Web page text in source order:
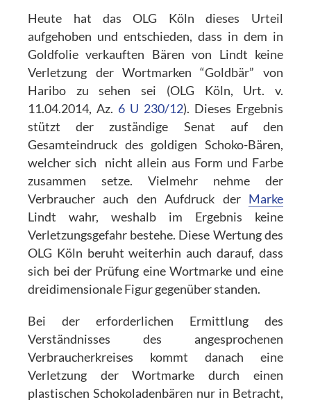
Heute hat das OLG Köln dieses Urteil
aufgehoben und entschieden, dass in dem in
Goldfolie verkauften Bären von Lindt keine
Verletzung der Wortmarken “Goldbär” von
Haribo zu sehen sei (OLG Köln, Urt. v.
11.04.2014, Az. 6 U 230/12). Dieses Ergebnis
stützt der zuständige Senat auf den
Gesamteindruck des goldigen Schoko-Bären,
welcher sich nicht allein aus Form und Farbe
zusammen setze. Vielmehr nehme der
Verbraucher auch den Aufdruck der Marke
Lindt wahr, weshalb im Ergebnis keine
Verletzungsgefahr bestehe. Diese Wertung des
OLG Köln beruht weiterhin auch darauf, dass
sich bei der Prüfung eine Wortmarke und eine
dreidimensionale Figur gegenüber standen.
Bei der erforderlichen Ermittlung des
Verständnisses des angesprochenen
Verbraucherkreises kommt danach eine
Verletzung der Wortmarke durch einen
plastischen Schokoladenbären nur in Betracht,